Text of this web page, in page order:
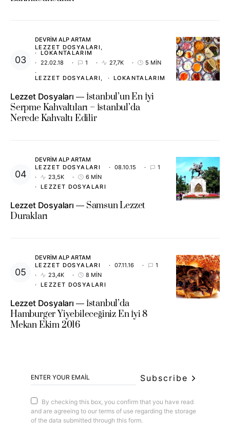
DEVRIM ALP ARTAM
LEZZET DOSYALARI
LOKANTALARIM
22.02.18
1 27,7K 5 MIN
LEZZET DOSYALARI LOKANTALARIM
Lezzet Dosyaları
İstanbul’un En İyi
Serpme Kahvaltıları – İstanbul’da
Nerede Kahvaltı Edilir
DEVRIM ALP ARTAM
LEZZET DOSYALARI
08.10.15
1
23,5K
6 MIN
LEZZET DOSYALARI
Lezzet Dosyaları
Samsun Lezzet
Durakları
DEVRIM ALP ARTAM
LEZZET DOSYALARI
07.11.16
1
23,4K
8 MIN
LEZZET DOSYALARI
Lezzet Dosyaları
İstanbul’da
Hamburger Yiyebileceğiniz En İyi 8
Mekan Ekim 2016
Subscribe
By checking this box, you confirm that you have read
and are agreeing to our terms of use regarding the storage
of the data submitted through this form.